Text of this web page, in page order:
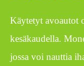
Käytetyt avoautot
kesäkaudella.
jossa voi nauttia